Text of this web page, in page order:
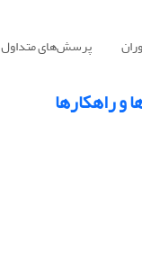
پرسش‌های متداول
و راهکارها